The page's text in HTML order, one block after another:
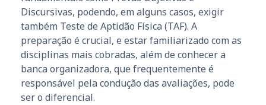
Discursivas, podendo, em alguns casos, exigir
também Teste de Aptidão Física (TAF). A
preparação é crucial, e estar familiarizado com as
disciplinas mais cobradas, além de conhecer a
banca organizadora, que frequentemente é
responsável pela condução das avaliações, pode
ser o diferencial.